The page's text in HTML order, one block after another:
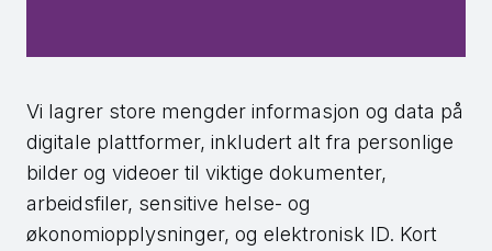
Vi lagrer store mengder informasjon og data på
digitale plattformer, inkludert alt fra personlige
bilder og videoer til viktige dokumenter,
arbeidsfiler, sensitive helse- og
økonomiopplysninger, og elektronisk ID. Kort